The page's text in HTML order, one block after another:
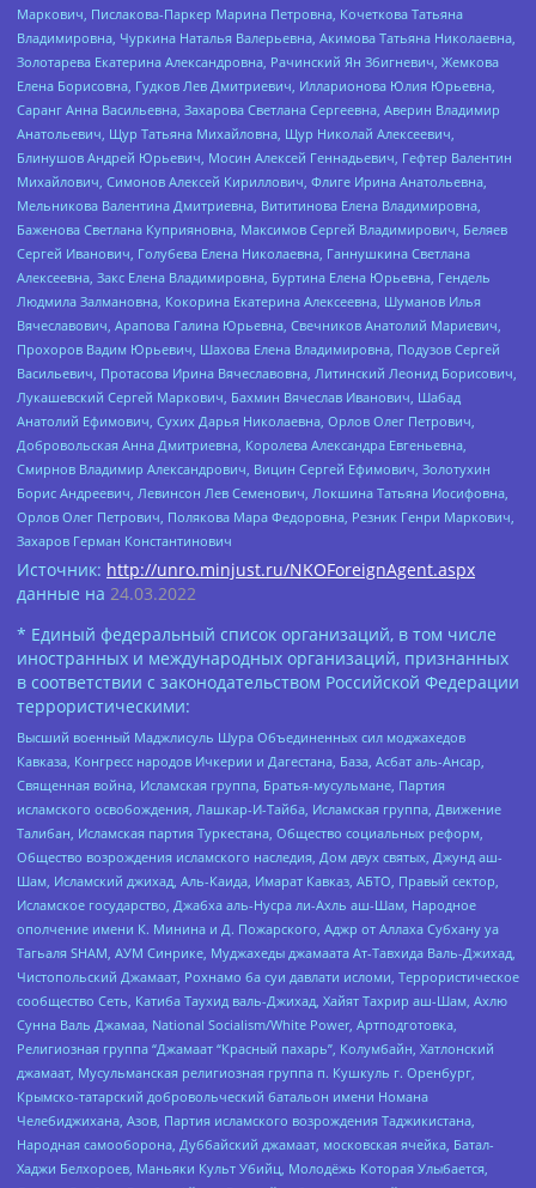
Маркович, Пислакова-Паркер Марина Петровна, Кочеткова Татьяна
Владимировна, Чуркина Наталья Валерьевна, Акимова Татьяна Николаевна,
Золотарева Екатерина Александровна, Рачинский Ян Збигневич, Жемкова
Елена Борисовна, Гудков Лев Дмитриевич, Илларионова Юлия Юрьевна,
Саранг Анна Васильевна, Захарова Светлана Сергеевна, Аверин Владимир
Анатольевич, Щур Татьяна Михайловна, Щур Николай Алексеевич,
Блинушов Андрей Юрьевич, Мосин Алексей Геннадьевич, Гефтер Валентин
Михайлович, Симонов Алексей Кириллович, Флиге Ирина Анатольевна,
Мельникова Валентина Дмитриевна, Вититинова Елена Владимировна,
Баженова Светлана Куприяновна, Максимов Сергей Владимирович, Беляев
Сергей Иванович, Голубева Елена Николаевна, Ганнушкина Светлана
Алексеевна, Закс Елена Владимировна, Буртина Елена Юрьевна, Гендель
Людмила Залмановна, Кокорина Екатерина Алексеевна, Шуманов Илья
Вячеславович, Арапова Галина Юрьевна, Свечников Анатолий Мариевич,
Прохоров Вадим Юрьевич, Шахова Елена Владимировна, Подузов Сергей
Васильевич, Протасова Ирина Вячеславовна, Литинский Леонид Борисович,
Лукашевский Сергей Маркович, Бахмин Вячеслав Иванович, Шабад
Анатолий Ефимович, Сухих Дарья Николаевна, Орлов Олег Петрович,
Добровольская Анна Дмитриевна, Королева Александра Евгеньевна,
Смирнов Владимир Александрович, Вицин Сергей Ефимович, Золотухин
Борис Андреевич, Левинсон Лев Семенович, Локшина Татьяна Иосифовна,
Орлов Олег Петрович, Полякова Мара Федоровна, Резник Генри Маркович,
Захаров Герман Константинович
Источник: http://unro.minjust.ru/NKOForeignAgent.aspx
данные на 24.03.2022
* Единый федеральный список организаций, в том числе
иностранных и международных организаций, признанных
в соответствии с законодательством Российской Федерации
террористическими:
Высший военный Маджлисуль Шура Объединенных сил моджахедов
Кавказа, Конгресс народов Ичкерии и Дагестана, База, Асбат аль-Ансар,
Священная война, Исламская группа, Братья-мусульмане, Партия
исламского освобождения, Лашкар-И-Тайба, Исламская группа, Движение
Талибан, Исламская партия Туркестана, Общество социальных реформ,
Общество возрождения исламского наследия, Дом двух святых, Джунд аш-
Шам, Исламский джихад, Аль-Каида, Имарат Кавказ, АБТО, Правый сектор,
Исламское государство, Джабха аль-Нусра ли-Ахль аш-Шам, Народное
ополчение имени К. Минина и Д. Пожарского, Аджр от Аллаха Субхану уа
Тагьаля SHAM, АУМ Синрике, Муджахеды джамаата Ат-Тавхида Валь-Джихад,
Чистопольский Джамаат, Рохнамо ба суи давлати исломи, Террористическое
сообщество Сеть, Катиба Таухид валь-Джихад, Хайят Тахрир аш-Шам, Ахлю
Сунна Валь Джамаа, National Socialism/White Power, Артподготовка,
Религиозная группа “Джамаат “Красный пахарь”, Колумбайн, Хатлонский
джамаат, Мусульманская религиозная группа п. Кушкуль г. Оренбург,
Крымско-татарский добровольческий батальон имени Номана
Челебиджихана, Азов, Партия исламского возрождения Таджикистана,
Народная самооборона, Дуббайский джамаат, московская ячейка, Батал-
Хаджи Белхороев, Маньяки Культ Убийц, Молодёжь Которая Улыбается,